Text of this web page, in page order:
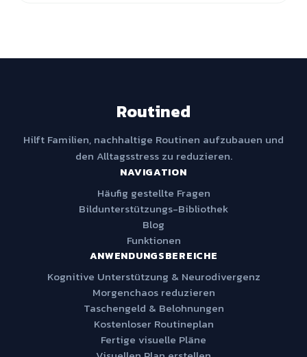
Routined
Hilft Familien, nachhaltige Routinen aufzubauen und
den Alltagsstress zu reduzieren.
NAVIGATION
Häufig gestellte Fragen
Bildunterstützungs-Bibliothek
Blog
Funktionen
ANWENDUNGSBEREICHE
Kognitive Unterstützung & Neurodivergenz
Morgenchaos reduzieren
Taschengeld & Belohnungen
Kostenloser Routineplan
Fertige visuelle Pläne